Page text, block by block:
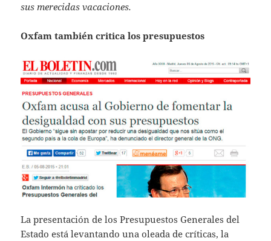
sus merecidas vacaciones.
Oxfam también critica los presupuestos
La presentación de los Presupuestos Generales del
Estado está levantando una oleada de críticas, la